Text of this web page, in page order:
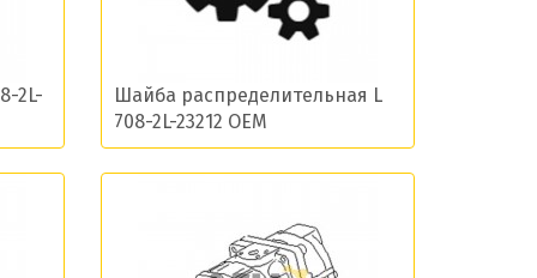
2L-
Шайба распределительная L
708-2L-23212 OEM